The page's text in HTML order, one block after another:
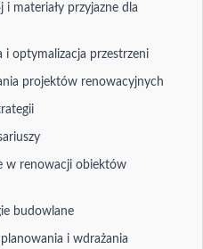
materiały przyjazne dla
i optymalizacja przestrzeni
projektów renowacyjnych
w renowacji obiektów
budowlane
i wdrażania